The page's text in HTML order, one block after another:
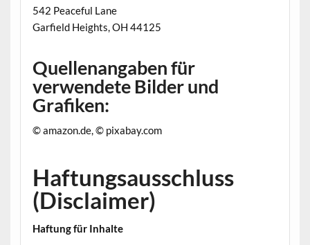
542 Peaceful Lane
Garfield Heights, OH 44125
Quellenangaben für
verwendete Bilder und
Grafiken:
©amazon.de,© pixabay.com
Haftungsausschluss
(Disclaimer)
Haftung für Inhalte